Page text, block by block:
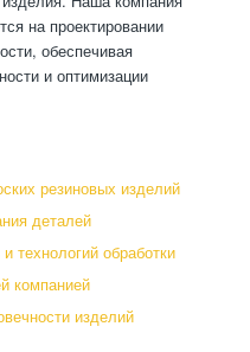
на проектировании
обеспечивая
и оптимизации
резиновых изделий
деталей
технологий обработки
компанией
изделий